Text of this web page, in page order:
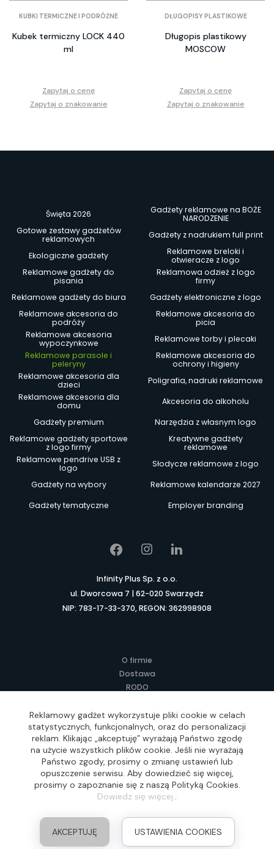
KUBKI TERMICZNE I PODRÓŻNE
Kubek termiczny LOCK 440
ml
Zapytaj o cenę
Zapytaj o znakowanie
DŁUGOPISY PLASTIKOWE
Długopis plastikowy
MOSCOW
Zapytaj o cenę
Zapytaj o znakowanie
Święta 2026
Gadżety reklamowe na BOŻE
NARODZENIE
Gotowe zestawy gadżetów
reklamowych
Gadżety z nadrukiem full print
Ekologiczne gadżety
Reklamowe breloki i
otwieracze z logo
Reklamowe gadżety do
pisania
Reklamowa odzież z logo
firmy
Reklamowe gadżety do biura
Gadżety elektroniczne z logo
Reklamowe akcesoria do
podróży
Reklamowe akcesoria do
picia
Reklamowe akcesoria
wypoczynkowe
Reklamowe torby i plecaki
Reklamowe parasole i
peleryny
Reklamowe akcesoria do
ochrony i higieny
Reklamowe akcesoria dla
dzieci
Poligrafia, nadruki reklamowe
Reklamowe akcesoria dla
domu
Akcesoria do alkoholu
Gadżety premium
Narzędzia z własnym logo
Reklamowe gadżety sportowe
z logo firmy
Kreatywne gadżety
reklamowe
Reklamowe pendrive USB z
logo
Słodycze reklamowe z logo
Gadżety na wybory
Reklamowe kalendarze 2027
Gadżety tematyczne
Employer branding
Infinity Plus Sp. z o.o.
ul. Dworcowa 7 | 62-020 Swarzędz
NIP: 783-17-33-370, REGON: 362998908
O firmie
Dostawa
RODO
Regulamin
Lokalne Gadżety Reklamowe
Jak zamawiać?
Słownik pojęć
FAQ
Realizacja: Idea4Me.pl, Wszelkie prawa zastrzeżone
Reklamowy gadżet wykorzystuje pliki cookie w celach
statystycznych, funkcjonalnych, oraz do personalizacji
reklam. Klikając „akceptuję” wyrażają Państwo zgodę
na użycie wszystkich plików cookie. Jeśli nie wyrażają
Państwo zgody, prosimy o zmianę ustawień lub
opuszczenie serwisu. Aby dowiedzieć się więcej,
prosimy o zapoznanie się z naszą Polityką Cookies.
Dowiedz się więcej..
AKCEPTUJĘ USTAWIENIA COOKIES